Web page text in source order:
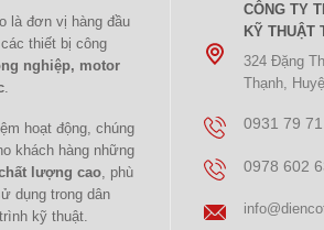
là đơn vị hàng đầu
thiết bị công
nghiệp, motor
.
hoạt động, chúng
khách hàng những
lượng cao , phù
dụng trong dân
kỹ thuật.
CÔNG TY
KỸ THUẬT
324 Đặng
Thạnh,
0931 79
0978 602